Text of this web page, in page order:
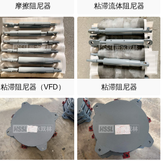
摩擦阻尼器 粘滞流体阻尼器
粘滞阻尼器（VFD） 粘滞阻尼器